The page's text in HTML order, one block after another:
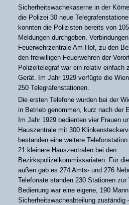
Sicherheitswachekaserne in der
die Polizei 30 neue
konnten die Polizisten bereits von
Meldungen durchgeben.
Feuerwehrzentrale Am Hof, zu den
den freiwilligen Feuerwehren der
Polizeitelegraf war ein relativ einfach
Gerät. Im Jahr 1929 verfügte die
250 Telegrafenstationen.
Die ersten Telefone wurden bei der
in Betrieb genommen, kurz nach der
Im Jahr 1929 bedienten vier Frauen
Hauszentrale mit 300
bestanden eine weitere
21 kleinere Hauszentralen bei den
Bezirkspolizeikommissariaten. Für
außen gab es 274 Amts- und 276
Telefonate standen 230 Stationen zur
Bedienung war eine eigene, 190
Sicherheitswacheabteilung zuständig